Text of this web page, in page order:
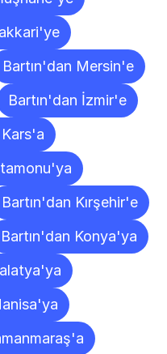
Bartın'dan Mersin'e
Bartın'dan İzmir'e
Bartın'dan Kırşehir'e
Bartın'dan Konya'ya